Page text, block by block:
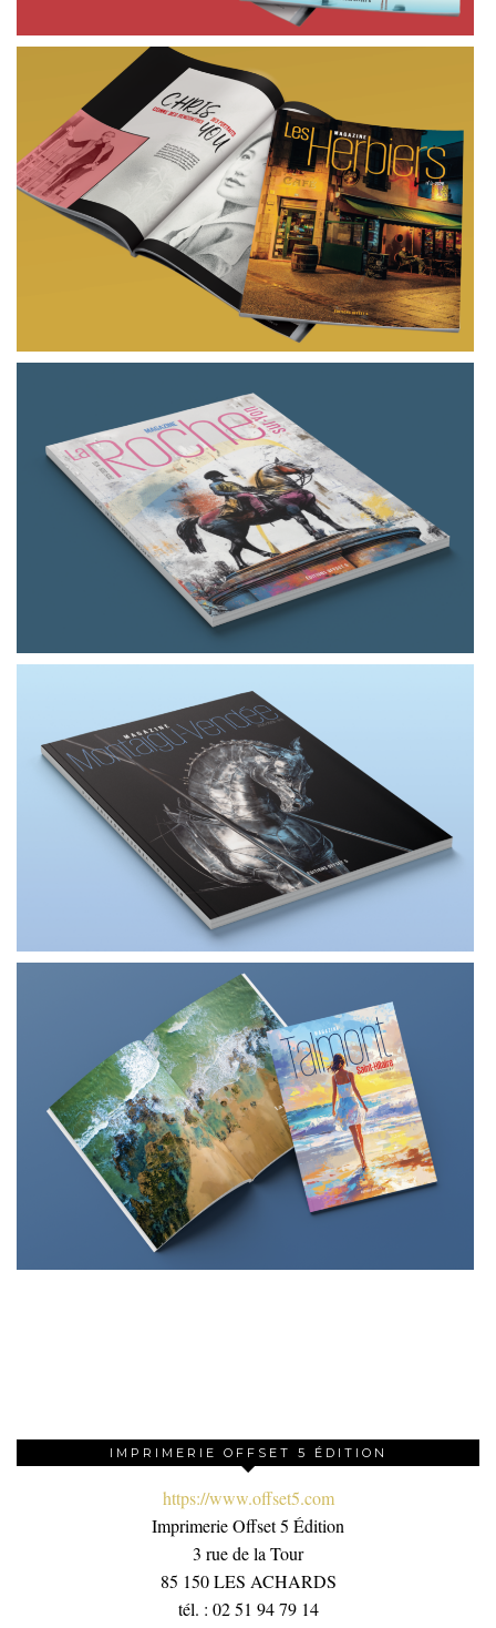
IMPRIMERIE OFFSET 5 ÉDITION
https://www.offset5.com
Imprimerie Offset 5 Édition
3 rue de la Tour
85 150 LES ACHARDS
tél. : 02 51 94 79 14